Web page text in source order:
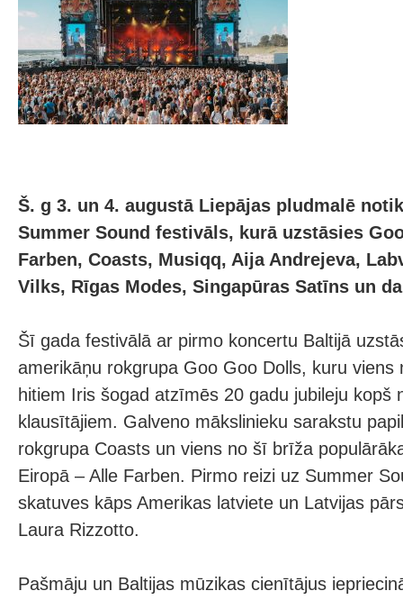
Š. g 3. un 4. augustā Liepājas pludmalē
Summer Sound festivāls, kurā uzstāsies
Farben, Coasts, Musiqq, Aija Andrejeva,
Vilks, Rīgas Modes, Singapūras Satīns un
Šī gada festivālā ar pirmo koncertu Baltijā
amerikāņu rokgrupa Goo Goo Dolls, kuru viens
hitiem Iris šogad atzīmēs 20 gadu jubileju kopš
klausītājiem. Galveno mākslinieku sarakstu
rokgrupa Coasts un viens no šī brīža
Eiropā – Alle Farben. Pirmo reizi uz Summer
skatuves kāps Amerikas latviete un Latvijas
Laura Rizzotto.
Pašmāju un Baltijas mūzikas cienītājus